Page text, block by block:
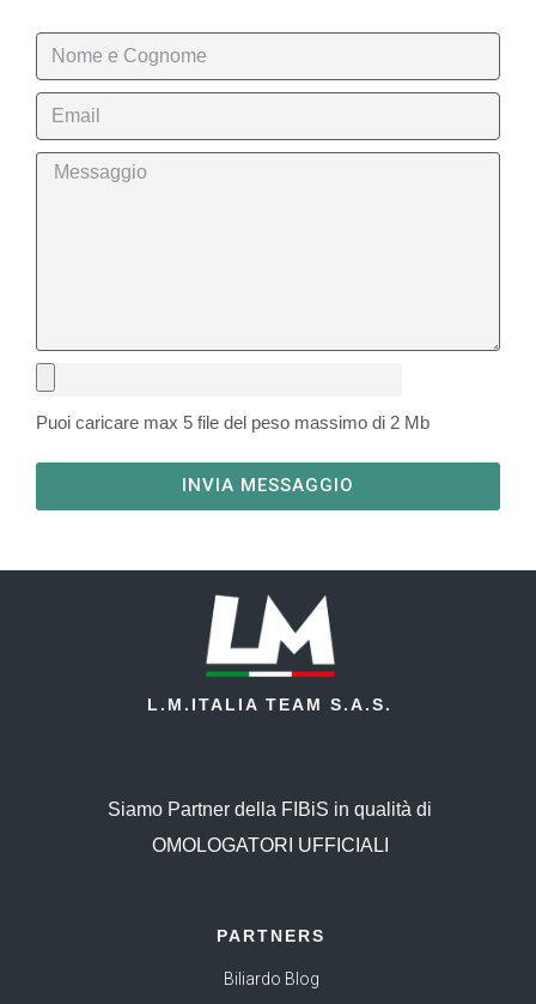
Puoi caricare max 5 file del peso massimo di 2 Mb
INVIA MESSAGGIO
L.M.ITALIA TEAM S.A.S.
Siamo Partner della FIBiS in qualità di
OMOLOGATORI UFFICIALI
PARTNERS
Biliardo Blog